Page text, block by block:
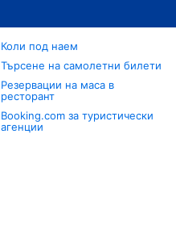
Коли под наем
Търсене на самолетни билети
Резервации на маса в
ресторант
Booking.com за туристически
агенции